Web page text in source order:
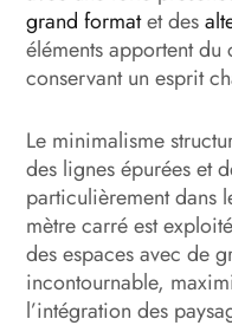
grand formatet des
éléments apportent du
conservant un esprit
Le minimalisme
des lignes épurées et
particulièrement dans
mètre carré est
des espaces avec de
incontournable,
l’intégration des